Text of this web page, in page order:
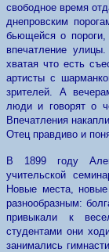
свободное время
днепровским
бьющейся о
впечатление
хватая что есть
артисты с
зрителей. А
люди и говорят о
Впечатления
Отец правдиво и
В 1899 году
учительской
Новые места,
разнообразным:
привыкали к
студентами они
занимались